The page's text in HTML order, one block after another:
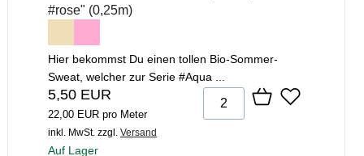
#rose" (0,25m)
Hier bekommst Du einen tollen Bio-Sommer-
Sweat, welcher zur Serie #Aqua ...
5,50 EUR
22,00 EUR pro Meter
inkl. MwSt. zzgl. Versand
Auf Lager